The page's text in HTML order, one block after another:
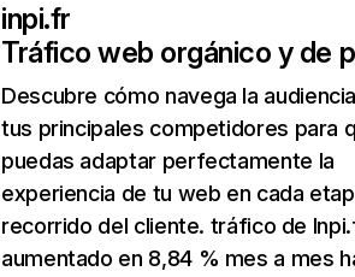
inpi.fr
Tráfico web orgánico y de
Descubre cómo navega la
tus principales competidores para
puedas adaptar perfectamente la
experiencia de tu web en cada
recorrido del cliente. tráfico de
aumentado en 8,84 % mes a mes